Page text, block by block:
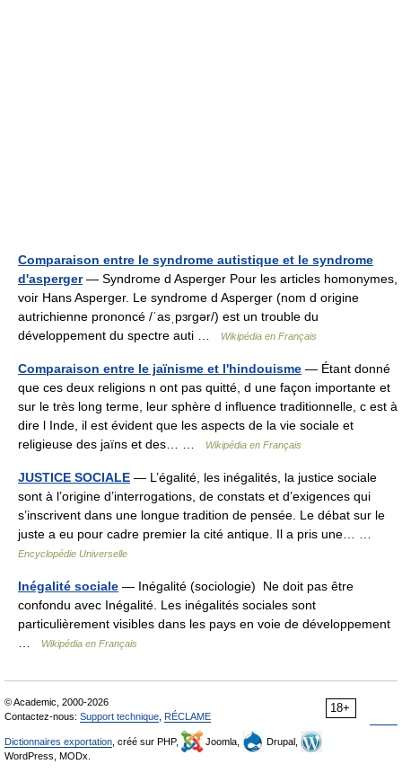
Comparaison entre le syndrome autistique et le syndrome
d'asperger— Syndrome d Asperger Pour les articles homonymes,
voir Hans Asperger. Le syndrome d Asperger (nom d origine
autrichienne prononcé /ˈasˌpɜrgər/) est un trouble du
développement du spectre auti …
Wikipédia en Français
Comparaison entre le jaïnisme et l'hindouisme — Étant donné
que ces deux religions n ont pas quitté, d une façon importante et
sur le très long terme, leur sphère d influence traditionnelle, c est à
dire l Inde, il est évident que les aspects de la vie sociale et
religieuse des jaïns et des… …
Wikipédia en Français
JUSTICE SOCIALE — L’égalité, les inégalités, la justice sociale
sont à l’origine d’interrogations, de constats et d’exigences qui
s’inscrivent dans une longue tradition de pensée. Le débat sur le
juste a eu pour cadre premier la cité antique. Il a pris une… …
Encyclopédie Universelle
Inégalité sociale — Inégalité (sociologie) Ne doit pas être
confondu avec Inégalité. Les inégalités sociales sont
particulièrement visibles dans les pays en voie de développement
Wikipédia en Français
18+
© Academic, 2000-2026
Contactez-nous: Support technique RÉCLAME
Dictionnaires exportation , créé sur PHP, Joomla,
Drupal,
WordPress, MODx.